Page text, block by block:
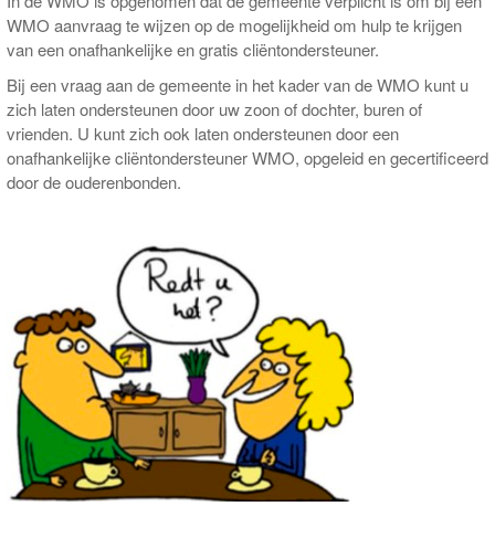
WMO aanvraag te wijzen op de mogelijkheid om hulp te krijgen
van een onafhankelijke en gratis cliëntondersteuner.
Bij een vraag aan de gemeente in het kader van de WMO kunt u
zich laten ondersteunen door uw zoon of dochter, buren of
vrienden. U kunt zich ook laten ondersteunen door een
onafhankelijke cliëntondersteuner WMO, opgeleid en gecertificeerd
door de ouderenbonden.